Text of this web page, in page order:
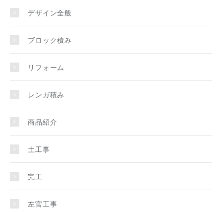
デザイン全般
ブロック積み
リフォーム
レンガ積み
商品紹介
土工事
完工
左官工事